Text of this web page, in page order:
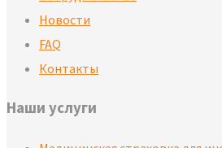
Новости
FAQ
Контакты
Наши услуги